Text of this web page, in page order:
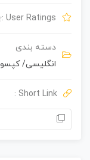
User Ratings :
دسته بندی
انگلیسی/ کپسول
Short Link :